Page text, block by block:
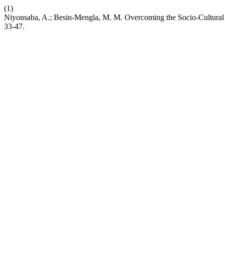
(1)
Niyonsaba, A.; Besin-Mengla, M. M. Overcoming the Socio-
33-47.